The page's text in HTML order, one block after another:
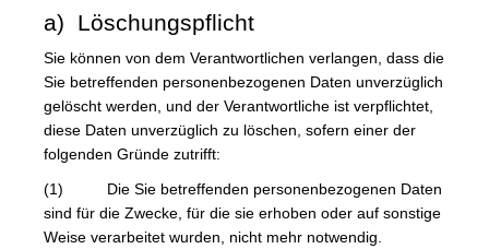
a) Löschungspflicht
Sie können von dem Verantwortlichen verlangen, dass die
Sie betreffenden personenbezogenen Daten unverzüglich
gelöscht werden, und der Verantwortliche ist verpflichtet,
diese Daten unverzüglich zu löschen, sofern einer der
folgenden Gründe zutrifft:
(1) Die Sie betreffenden personenbezogenen Daten
sind für die Zwecke, für die sie erhoben oder auf sonstige
Weise verarbeitet wurden, nicht mehr notwendig.